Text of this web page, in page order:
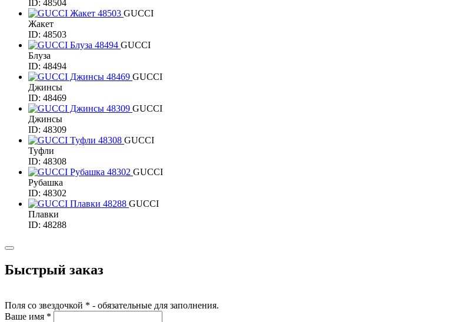
ID: 48504
GUCCI
Жакет
ID: 48503
GUCCI
Блуза
ID: 48494
GUCCI
Джинсы
ID: 48469
GUCCI
Джинсы
ID: 48309
GUCCI
Туфли
ID: 48308
GUCCI
Рубашка
ID: 48302
GUCCI
Плавки
ID: 48288
Быстрый заказ
Поля со звездочкой * - обязательные для заполнения.
Ваше имя *